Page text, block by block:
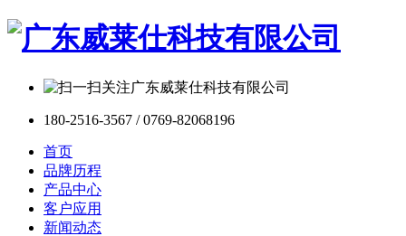
180-2516-3567 / 0769-82068196
首页
品牌历程
产品中心
客户应用
新闻动态